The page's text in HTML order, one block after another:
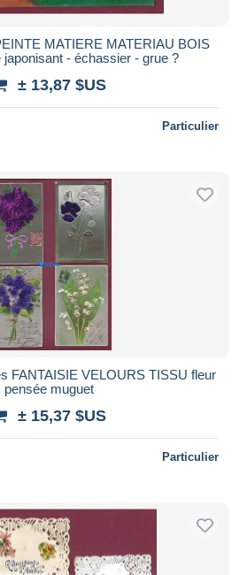
MATIERE MATERIAU BOIS
japonisant - échassier - grue ?
± 13,87 $US
Particulier
FANTAISIE VELOURS TISSU fleur
pensée muguet
± 15,37 $US
Particulier